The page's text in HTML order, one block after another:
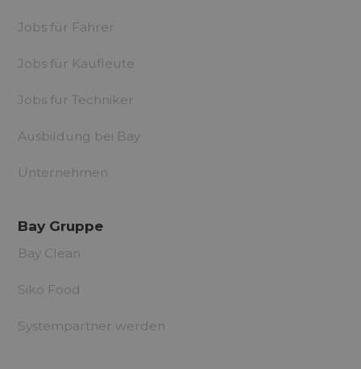
Jobs für Fahrer
Jobs für Kaufleute
Jobs für Techniker
Ausbildung bei Bay
Unternehmen
Bay Gruppe
Bay Clean
Siko Food
Systempartner werden